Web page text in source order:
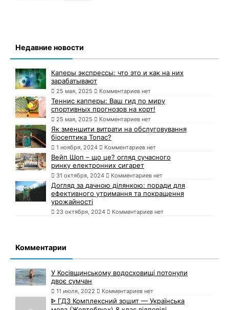
Недавние новости
Каперы экспрессы: что это и как на них
зарабатывают
25 мая, 2025 Комментариев нет
Теннис капперы: Ваш гид по миру
спортивных прогнозов на корт!
25 мая, 2025 Комментариев нет
Як зменшити витрати на обслуговування
біосептика Топас?
1 ноября, 2024 Комментариев нет
Вейп Шоп – що це? огляд сучасного
ринку електронних сигарет
31 октября, 2024 Комментариев нет
Догляд за дачною ділянкою: поради для
ефективного утримання та покращення
урожайності
23 октября, 2024 Комментариев нет
Комментарии
У Косівщинському водосховищі потонули
двоє сумчан
11 июля, 2022 Комментариев нет
ᐈ ГДЗ Комплексний зошит — Українська